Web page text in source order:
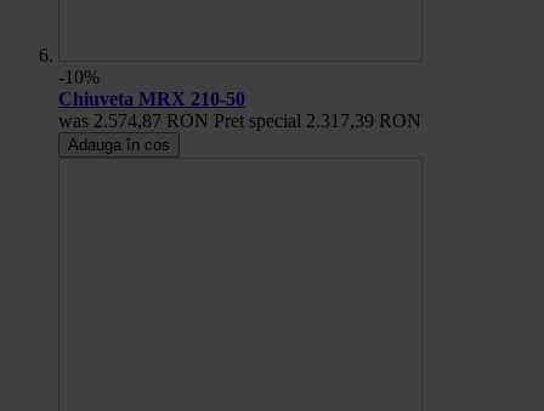
-10%
Chiuveta MRX 210-50
was 2.574,87 RON Pret special 2.317,39 RON
Adauga în cos